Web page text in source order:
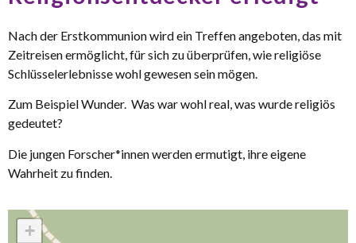
Nach der Erstkommunion wird ein Treffen angeboten, das mit
Zeitreisen ermöglicht, für sich zu überprüfen, wie religiöse
Schlüsselerlebnisse wohl gewesen sein mögen.
Zum Beispiel Wunder. Was war wohl real, was wurde religiös
gedeutet?
Die jungen Forscher*innen werden ermutigt, ihre eigene
Wahrheit zu finden.
+